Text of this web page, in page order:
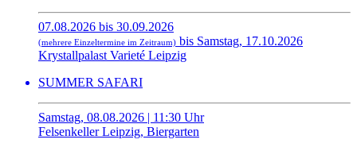
07.08.2026 bis 30.09.2026
(mehrere Einzeltermine im Zeitraum) bis Samstag, 17.10.2026
Krystallpalast Varieté Leipzig
SUMMER SAFARI
Samstag, 08.08.2026 | 11:30 Uhr
Felsenkeller Leipzig, Biergarten